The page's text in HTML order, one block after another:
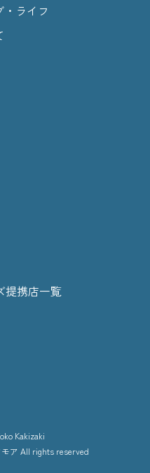
ライフ
提携店一覧
Kakizaki
ア All rights reserved